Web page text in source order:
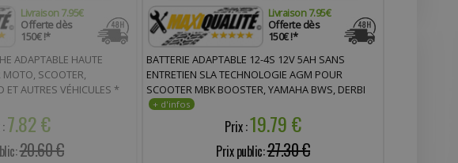
Livraison 7.95€
Offerte dès
150€ !*
ADAPTABLE HAUTE
MOTO, SCOOTER,
ET AUTRES VÉHICULES *
:7.82 €
20.60 €
Livraison 7.95€
Offerte dès
150€ !*
BATTERIE ADAPTABLE 12-4S 12V 5AH SANS
ENTRETIEN SLA TECHNOLOGIE AGM POUR
SCOOTER MBK BOOSTER, YAMAHA BWS, DERBI
SENDA ET AUTRES
Prix :19.79 €
Prix public:27.30 €